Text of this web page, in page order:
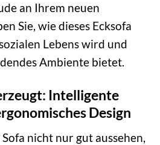
an Ihrem neuen
Sie, wie dieses Ecksofa
Lebens wird und
Ambiente bietet.
Intelligente
Design
nicht nur gut aussehen,